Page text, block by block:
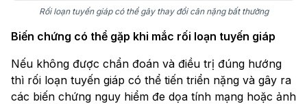
Rối loạn tuyến giáp có thể gây thay đổi cân nặng bất thường
Biến chứng có thể gặp khi mắc rối loạn tuyến giáp
Nếu không được chẩn đoán và điều trị đúng hướng
thì rối loạn tuyến giáp có thể tiến triển nặng và gây ra
các biến chứng nguy hiểm đe dọa tính mạng hoặc ảnh